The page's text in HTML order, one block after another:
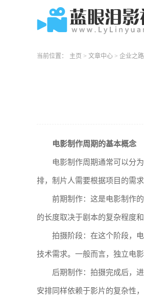
当前位置： 主页 > 文章中心 > 企业之路
电影制作周期的基本概念
电影制作周期通常可以分
排，制片人需要根据项目的需
前期制作：这是电影制作
的长度取决于剧本的复杂程度
拍摄阶段：在这个阶段，
技术需求。一般而言，独立电
后期制作：拍摄完成后，
安排同样依赖于影片的复杂性，